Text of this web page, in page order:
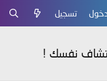
تسجيل
نفسك !